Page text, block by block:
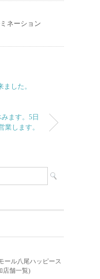
ネーション
した。
ます。5日
業します。
ール八尾ハッピース
店舗一覧)